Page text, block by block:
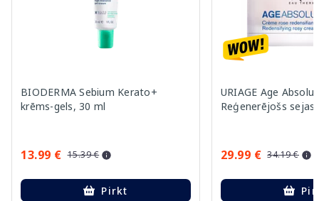
BIODERMA Sebium Kerato+
krēms-gels, 30 ml
13.99 € 15.39 €
Pirkt
URIAGE Age Absolu
Reģenerējošs
29.99 € 34.19 €